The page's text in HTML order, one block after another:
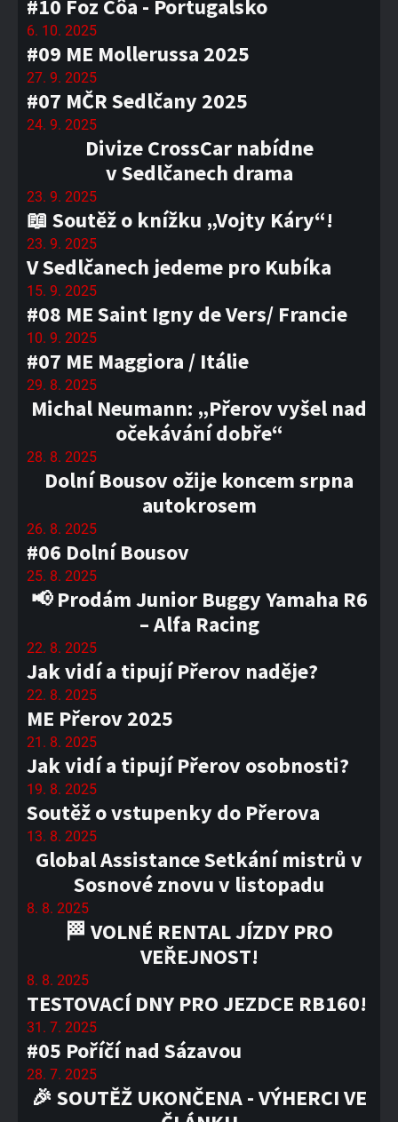
#10 Foz Côa - Portugalsko
6. 10. 2025
#09 ME Mollerussa 2025
27. 9. 2025
#07 MČR Sedlčany 2025
24. 9. 2025
Divize CrossCar nabídne
v Sedlčanech drama
23. 9. 2025
📖 Soutěž o knížku „Vojty Káry“!
23. 9. 2025
V Sedlčanech jedeme pro Kubíka
15. 9. 2025
#08 ME Saint Igny de Vers/ Francie
10. 9. 2025
#07 ME Maggiora / Itálie
29. 8. 2025
Michal Neumann: „Přerov vyšel nad
očekávání dobře“
28. 8. 2025
Dolní Bousov ožije koncem srpna
autokrosem
26. 8. 2025
#06 Dolní Bousov
25. 8. 2025
📢 Prodám Junior Buggy Yamaha R6
– Alfa Racing
22. 8. 2025
Jak vidí a tipují Přerov naděje?
22. 8. 2025
ME Přerov 2025
21. 8. 2025
Jak vidí a tipují Přerov osobnosti?
19. 8. 2025
Soutěž o vstupenky do Přerova
13. 8. 2025
Global Assistance Setkání mistrů v
Sosnové znovu v listopadu
8. 8. 2025
🏁 VOLNÉ RENTAL JÍZDY PRO
VEŘEJNOST!
8. 8. 2025
TESTOVACÍ DNY PRO JEZDCE RB160!
31. 7. 2025
#05 Poříčí nad Sázavou
28. 7. 2025
🎉 SOUTĚŽ UKONČENA - VÝHERCI VE